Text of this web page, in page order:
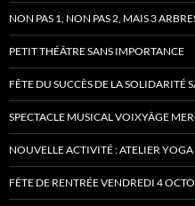
NON PAS 1, NON PAS 2, MAIS 3
PETIT THÉÂTRE SANS IMPORTANCE
FÊTE DU SUCCÈS DE LA
SPECTACLE MUSICAL VOIXYÂGE
NOUVELLE ACTIVITÉ : ATELIER
FÊTE DE RENTRÉE VENDREDI 4